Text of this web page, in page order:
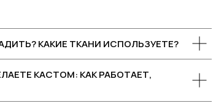
КАКИЕ ТКАНИ ИСПОЛЬЗУЕТЕ?
КАСТОМ: КАК РАБОТАЕТ,